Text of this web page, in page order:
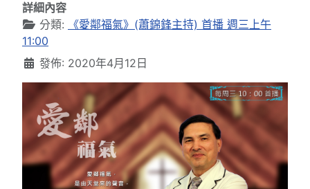
詳細內容
分類:
《愛鄰福氣》(蕭錦鋒主持) 首播 週三上午
11:00
發佈: 2020年4月12日